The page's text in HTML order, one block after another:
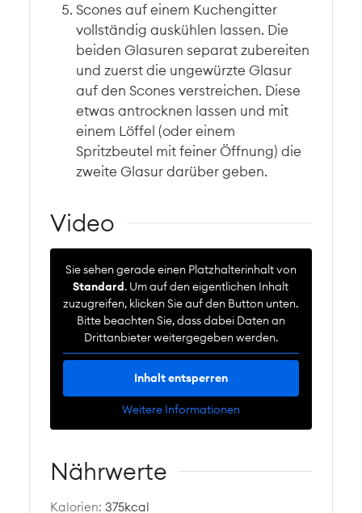
Scones auf einem Kuchengitter
vollständig auskühlen lassen. Die
beiden Glasuren separat zubereiten
und zuerst die ungewürzte Glasur
auf den Scones verstreichen. Diese
etwas antrocknen lassen und mit
einem Löffel (oder einem
Spritzbeutel mit feiner Öffnung) die
zweite Glasur darüber geben.
Video
Sie sehen gerade einen Platzhalterinhalt von
Standard. Um auf den eigentlichen Inhalt
zuzugreifen, klicken Sie auf den Button unten.
Bitte beachten Sie, dass dabei Daten an
Drittanbieter weitergegeben werden.
Inhalt entsperren
Weitere Informationen
Nährwerte
Kalorien:375kcal